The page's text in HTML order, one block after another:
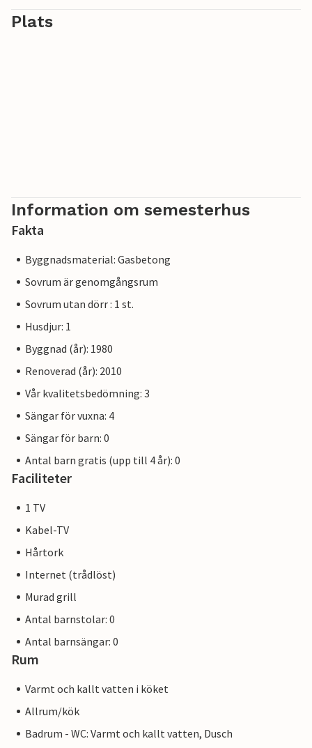
Plats
Information om semesterhus
Fakta
Byggnadsmaterial: Gasbetong
Sovrum är genomgångsrum
Sovrum utan dörr : 1 st.
Husdjur: 1
Byggnad (år): 1980
Renoverad (år): 2010
Vår kvalitetsbedömning: 3
Sängar för vuxna: 4
Sängar för barn: 0
Antal barn gratis (upp till 4 år): 0
Faciliteter
1 TV
Kabel-TV
Hårtork
Internet (trådlöst)
Murad grill
Antal barnstolar: 0
Antal barnsängar: 0
Rum
Varmt och kallt vatten i köket
Allrum/kök
Badrum - WC: Varmt och kallt vatten, Dusch